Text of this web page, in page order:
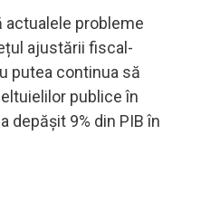
actualele probleme
ajustării fiscal-
putea continua să
publice în
depășit 9% din PIB în